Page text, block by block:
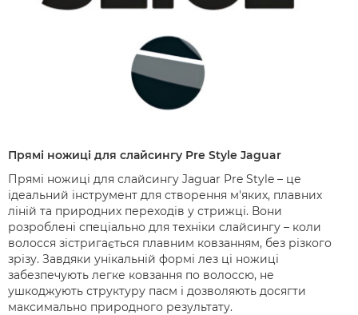
Прямі ножиці для слайсингу Pre Style Jaguar
Прямі ножиці для слайсингу Jaguar Pre Style – це
ідеальний інструмент для створення м'яких, плавних
ліній та природних переходів у стрижці. Вони
розроблені спеціально для техніки слайсингу – коли
волосся зістригається плавним ковзанням, без різкого
зрізу. Завдяки унікальній формі лез ці ножиці
забезпечують легке ковзання по волоссю, не
ушкоджують структуру пасм і дозволяють досягти
максимально природного результату.